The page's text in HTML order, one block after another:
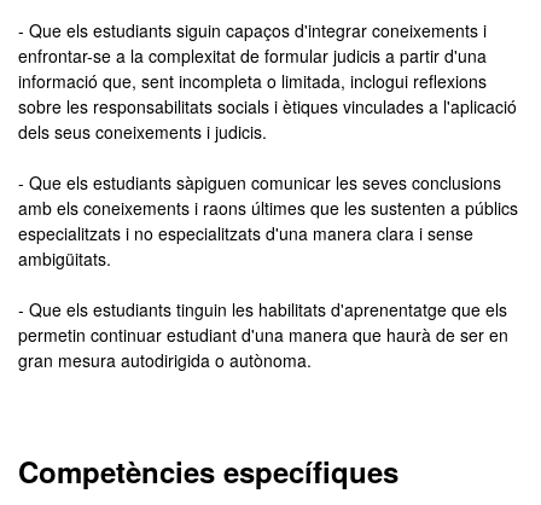
- Que els estudiants siguin capaços d'integrar coneixements i
enfrontar-se a la complexitat de formular judicis a partir d'una
informació que, sent incompleta o limitada, inclogui reflexions
sobre les responsabilitats socials i ètiques vinculades a l'aplicació
dels seus coneixements i judicis.
- Que els estudiants sàpiguen comunicar les seves conclusions
amb els coneixements i raons últimes que les sustenten a públics
especialitzats i no especialitzats d'una manera clara i sense
ambigüitats.
- Que els estudiants tinguin les habilitats d'aprenentatge que els
permetin continuar estudiant d'una manera que haurà de ser en
gran mesura autodirigida o autònoma.
Competències específiques